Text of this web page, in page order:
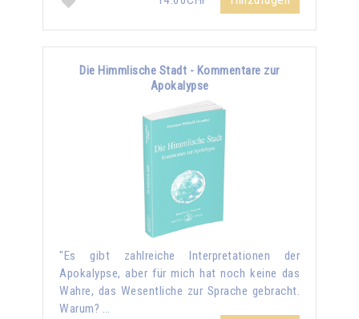
Die Himmlische Stadt - Kommentare zur
Apokalypse
"Es gibt zahlreiche Interpretationen der
Apokalypse, aber für mich hat noch keine das
Wahre, das Wesentliche zur Sprache gebracht.
Warum? …